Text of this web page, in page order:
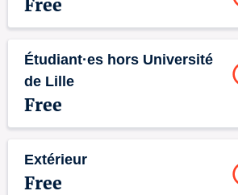
Free
Étudiant·es hors Université
de Lille
Free
Extérieur
Free